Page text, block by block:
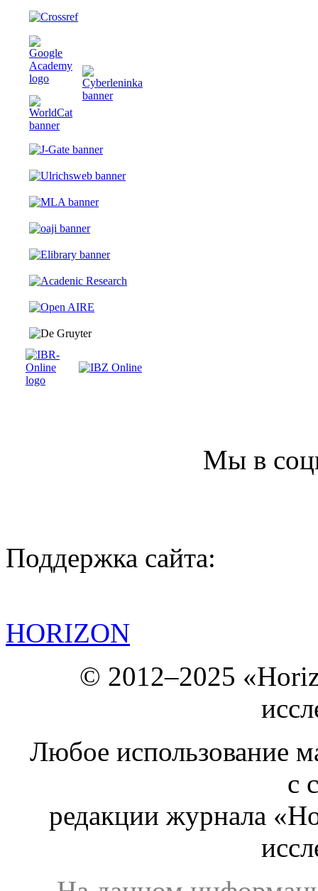
Мы в
Поддержка сайта:
HORIZON
© 2012–2025
Любое использование
с
редакции журнала